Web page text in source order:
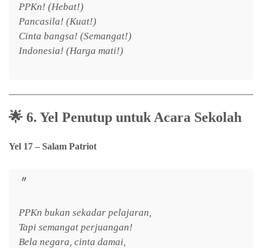
PPKn! (Hebat!)
Pancasila! (Kuat!)
Cinta bangsa! (Semangat!)
Indonesia! (Harga mati!)
🌟 6. Yel Penutup untuk Acara Sekolah
Yel 17 – Salam Patriot
PPKn bukan sekadar pelajaran,
Tapi semangat perjuangan!
Bela negara, cinta damai,